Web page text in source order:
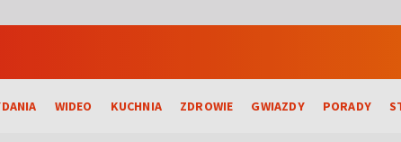
WIDEO KUCHNIA ZDROWIE GWIAZDY PORADY